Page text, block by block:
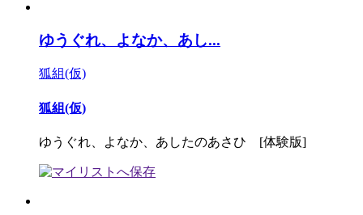
ゆうぐれ、よなか、あし...
狐組(仮)
狐組(仮)
ゆうぐれ、よなか、あしたのあさひ [体験版]